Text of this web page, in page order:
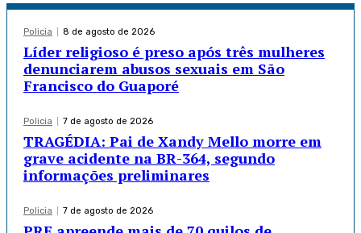
Policia 8 de agosto de 2026
Líder religioso é preso após três mulheres
denunciarem abusos sexuais em São
Francisco do Guaporé
Policia 7 de agosto de 2026
TRAGÉDIA: Pai de Xandy Mello morre em
grave acidente na BR-364, segundo
informações preliminares
Policia 7 de agosto de 2026